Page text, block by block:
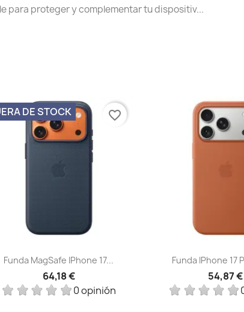
para proteger y complementar tu dispositiv...
Vista rápida
Funda MagSafe IPhone 17...
64,18 €
0 opinión
DE STOCK favorite_border
Vista
Funda IPhone 17
54,87 €